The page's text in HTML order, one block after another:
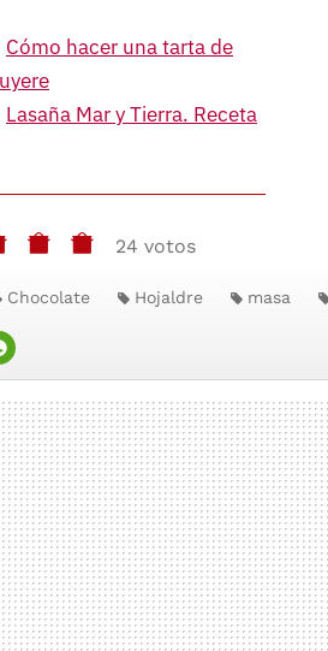
Cómo hacer una tarta de
Lasaña Mar y Tierra. Receta
24 votos
Chocolate Hojaldre masa